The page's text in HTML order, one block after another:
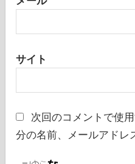
メール
サイト
次回のコメントで使